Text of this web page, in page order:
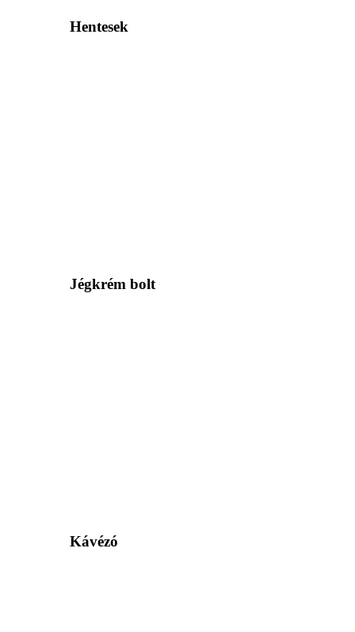
Hentesek
Jégkrém bolt
Kávézó